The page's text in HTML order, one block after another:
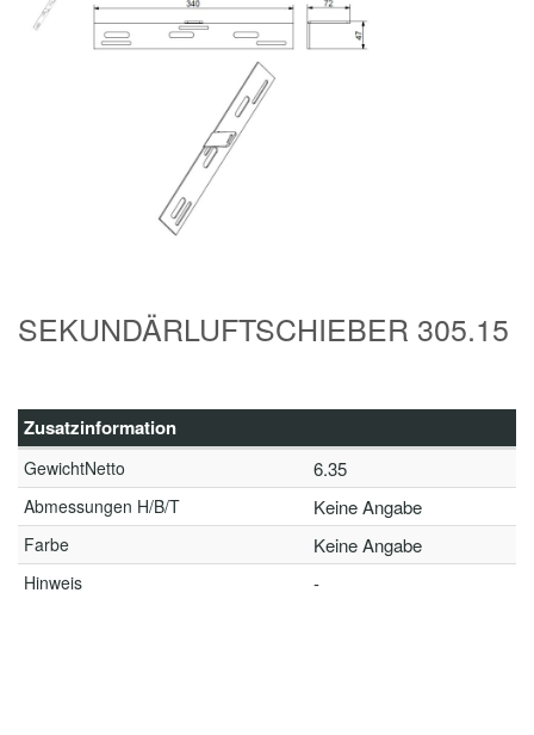
SEKUNDÄRLUFTSCHIEBER 305.15
Zusatzinformation
GewichtNetto 6.35
Abmessungen H/B/T Keine Angabe
Farbe Keine Angabe
Hinweis -